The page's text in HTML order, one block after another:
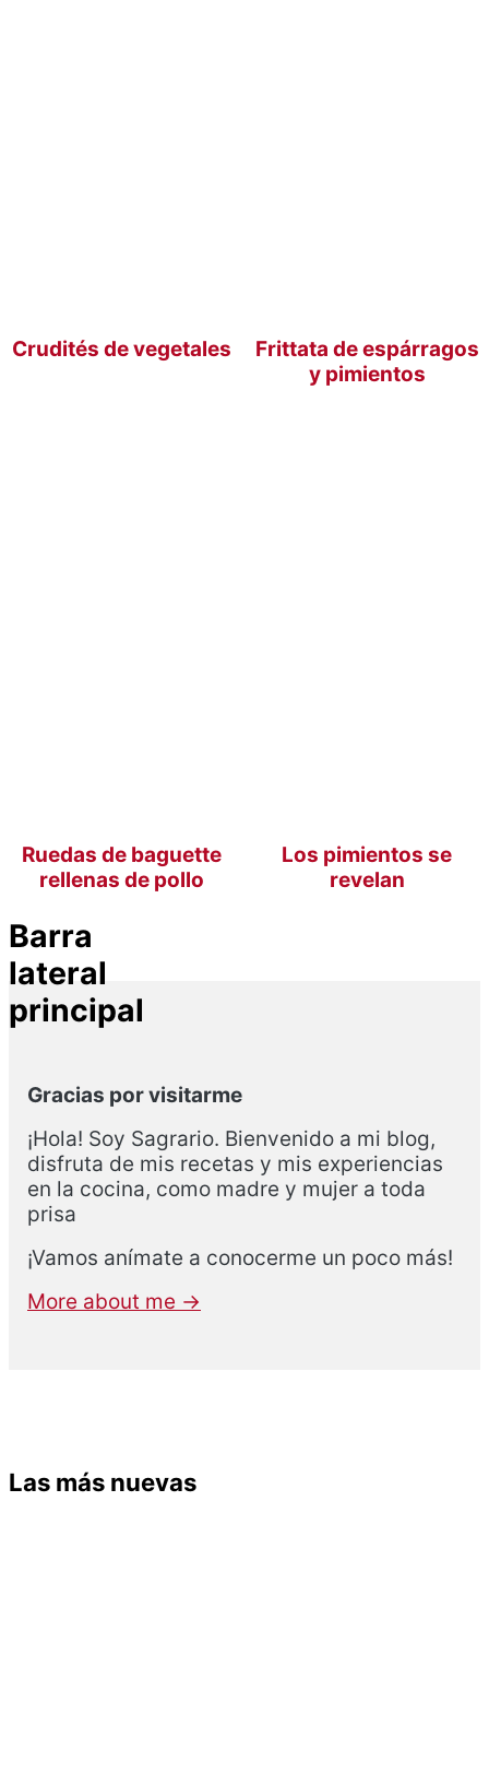
Crudités de vegetales
Frittata de espárragos
y pimientos
Ruedas de baguette
rellenas de pollo
Los pimientos se
revelan
Barra
lateral
principal
Gracias por visitarme
¡Hola! Soy Sagrario. Bienvenido a mi blog,
disfruta de mis recetas y mis experiencias
en la cocina, como madre y mujer a toda
prisa
¡Vamos anímate a conocerme un poco más!
More about me →
Las más nuevas